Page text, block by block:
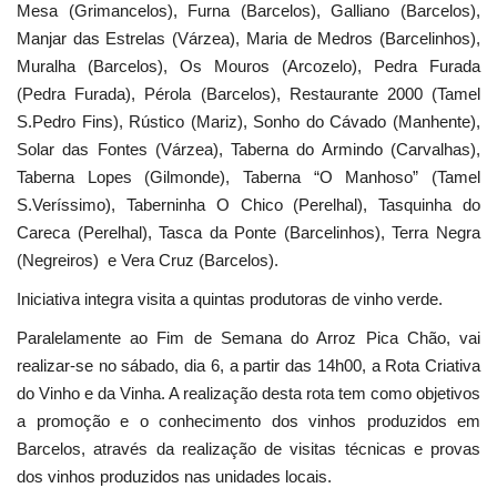
Mesa (Grimancelos), Furna (Barcelos), Galliano (Barcelos),
Manjar das Estrelas (Várzea), Maria de Medros (Barcelinhos),
Muralha (Barcelos), Os Mouros (Arcozelo), Pedra Furada
(Pedra Furada), Pérola (Barcelos), Restaurante 2000 (Tamel
S.Pedro Fins), Rústico (Mariz), Sonho do Cávado (Manhente),
Solar das Fontes (Várzea), Taberna do Armindo (Carvalhas),
Taberna Lopes (Gilmonde), Taberna “O Manhoso” (Tamel
S.Veríssimo), Taberninha O Chico (Perelhal), Tasquinha do
Careca (Perelhal), Tasca da Ponte (Barcelinhos), Terra Negra
(Negreiros) e Vera Cruz (Barcelos).
Iniciativa integra visita a quintas produtoras de vinho verde.
Paralelamente ao Fim de Semana do Arroz Pica Chão, vai
realizar-se no sábado, dia 6, a partir das 14h00, a Rota Criativa
do Vinho e da Vinha. A realização desta rota tem como objetivos
a promoção e o conhecimento dos vinhos produzidos em
Barcelos, através da realização de visitas técnicas e provas
dos vinhos produzidos nas unidades locais.